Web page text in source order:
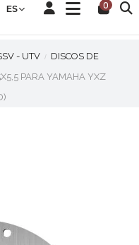
ES 0
- UTV
DISCOS DE
PARA YAMAHA YXZ